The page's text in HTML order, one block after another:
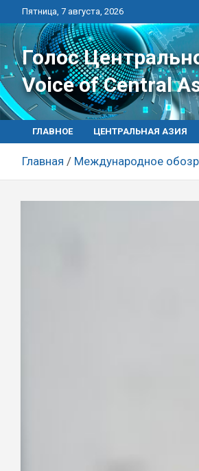
Перейти
к
контенту
Пятница, 7 августа, 2026
Голос
Voice of Central
ГЛАВНОЕ ЦЕНТРАЛЬНАЯ АЗИЯ
Главная Международное